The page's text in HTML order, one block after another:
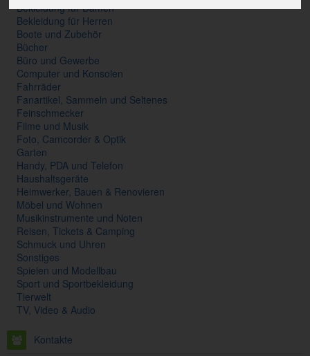
Bekleidung für Damen
Bekleidung für Herren
Boote und Zubehör
Bücher
Büro und Gewerbe
Computer und Konsolen
Fahrräder
Fanartikel, Sammeln und Seltenes
Feinschmecker
Filme und Musik
Foto, Camcorder & Optik
Garten
Handy, PDA und Telefon
Haushaltsgeräte
Heimwerker, Bauen & Renovieren
Möbel und Wohnen
Musikinstrumente und Noten
Reisen, Tickets & Camping
Schmuck und Uhren
Sonstiges
Spielen und Modellbau
Sport und Sportbekleidung
Tierwelt
TV, Video & Audio
Kontakte